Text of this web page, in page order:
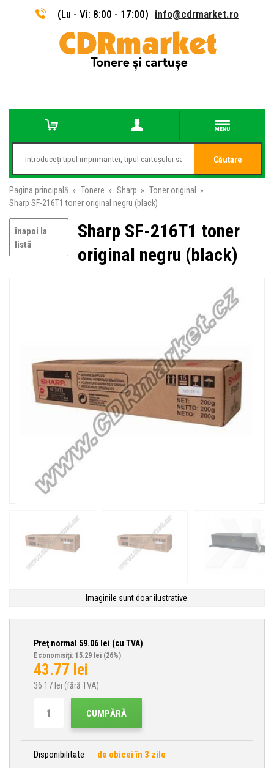
(Lu - Vi: 8:00 - 17:00) info@cdrmarket.ro
Căutare
Pagina principală » Tonere » Sharp » Toner original
»
Sharp SF-216T1 toner original negru (black)
înapoi la
listă
Sharp SF-216T1 toner
original negru (black)
Imaginile sunt doar ilustrative.
Preţ normal 59.06lei (cu TVA)
Economisiţi: 15.29 lei (26%)
43.77 lei
36.17 lei (fără TVA)
CUMPĂRĂ
Disponibilitate
de obicei în 3 zile